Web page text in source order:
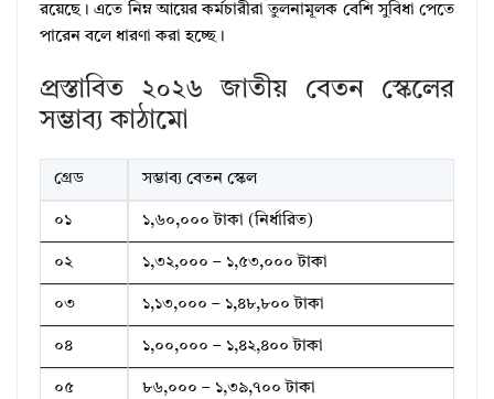
রয়েছে। এতে নিম্ন আয়ের কর্মচারীরা তুলনামূলক বেশি সুবিধা পেতে
পারেন বলে ধারণা করা হচ্ছে।
প্রস্তাবিত ২০২৬ জাতীয় বেতন স্কেলের
সম্ভাব্য কাঠামো
গ্রেড সম্ভাব্য বেতন স্কেল
০১ ১,৬০,০০০ টাকা (নির্ধারিত)
০২ ১,৩২,০০০ – ১,৫৩,০০০ টাকা
০৩ ১,১৩,০০০ – ১,৪৮,৮০০ টাকা
০৪ ১,০০,০০০ – ১,৪২,৪০০ টাকা
০৫ ৮৬,০০০ – ১,৩৯,৭০০ টাকা